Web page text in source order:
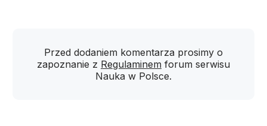
Przed dodaniem komentarza prosimy o
zapoznanie z Regulaminem forum serwisu
Nauka w Polsce.